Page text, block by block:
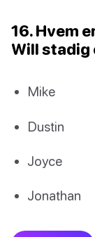
16. Hvem
Will stadig
Mike
Dustin
Joyce
Jonathan